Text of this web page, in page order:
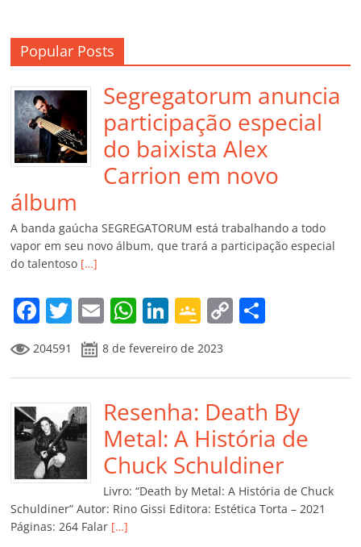
Popular Posts
Segregatorum anuncia
participação especial
do baixista Alex
Carrion em novo
álbum
A banda gaúcha SEGREGATORUM está trabalhando a todo
vapor em seu novo álbum, que trará a participação especial
do talentoso […]
F
a
c
e
b
o
o
k
T
w
itt
er
E
m
ai
l
W
at
s
A
p
p
Li
k
e
dI
n
G
o
o
gl
e
Cl
a
ss
ro
C
y
Li
n
k
p
ar
til
h
ar
204591 8 de fevereiro de 2023
Resenha: Death By
Metal: A História de
Chuck Schuldiner
Livro: “Death by Metal: A História de Chuck
Schuldiner” Autor: Rino Gissi Editora: Estética Torta – 2021
Páginas: 264 Falar […]